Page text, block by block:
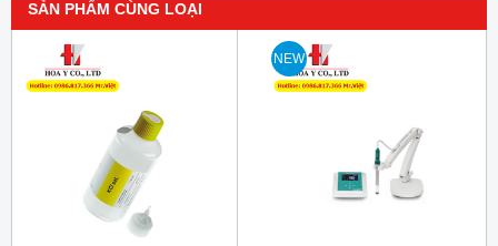
SẢN PHẨM CÙNG LOẠI
NEW